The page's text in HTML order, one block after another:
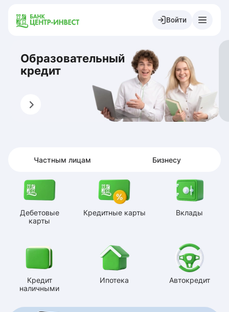
Войти
Образовательный
кредит
Оформить
Частным лицам Бизнесу
Дебетовые
карты
Кредитные карты Вклады
Кредит
наличными
Ипотека Автокредит